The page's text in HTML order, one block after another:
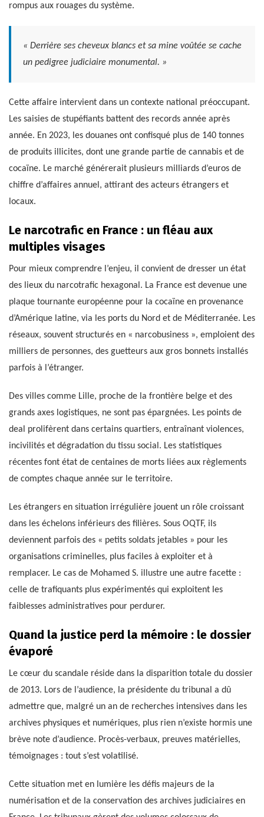
rompus aux rouages du système.
« Derrière ses cheveux blancs et sa mine voûtée se cache
un pedigree judiciaire monumental. »
Cette affaire intervient dans un contexte national préoccupant.
Les saisies de stupéfiants battent des records année après
année. En 2023, les douanes ont confisqué plus de 140 tonnes
de produits illicites, dont une grande partie de cannabis et de
cocaïne. Le marché générerait plusieurs milliards d’euros de
chiffre d’affaires annuel, attirant des acteurs étrangers et
locaux.
Le narcotrafic en France : un fléau aux
multiples visages
Pour mieux comprendre l’enjeu, il convient de dresser un état
des lieux du narcotrafic hexagonal. La France est devenue une
plaque tournante européenne pour la cocaïne en provenance
d’Amérique latine, via les ports du Nord et de Méditerranée. Les
réseaux, souvent structurés en « narcobusiness », emploient des
milliers de personnes, des guetteurs aux gros bonnets installés
parfois à l’étranger.
Des villes comme Lille, proche de la frontière belge et des
grands axes logistiques, ne sont pas épargnées. Les points de
deal prolifèrent dans certains quartiers, entraînant violences,
incivilités et dégradation du tissu social. Les statistiques
récentes font état de centaines de morts liées aux règlements
de comptes chaque année sur le territoire.
Les étrangers en situation irrégulière jouent un rôle croissant
dans les échelons inférieurs des filières. Sous OQTF, ils
deviennent parfois des « petits soldats jetables » pour les
organisations criminelles, plus faciles à exploiter et à
remplacer. Le cas de Mohamed S. illustre une autre facette :
celle de trafiquants plus expérimentés qui exploitent les
faiblesses administratives pour perdurer.
Quand la justice perd la mémoire : le dossier
évaporé
Le cœur du scandale réside dans la disparition totale du dossier
de 2013. Lors de l’audience, la présidente du tribunal a dû
admettre que, malgré un an de recherches intensives dans les
archives physiques et numériques, plus rien n’existe hormis une
brève note d’audience. Procès-verbaux, preuves matérielles,
témoignages : tout s’est volatilisé.
Cette situation met en lumière les défis majeurs de la
numérisation et de la conservation des archives judiciaires en